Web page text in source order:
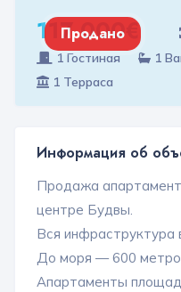
117 000€
Продано
1 Гостиная
1
1 Терраса
Информация об
Продажа
центре Будвы.
Вся инфраструктура
До моря — 600
Апартаменты